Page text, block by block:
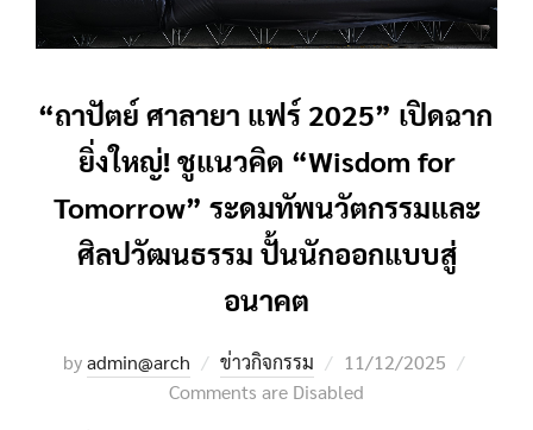
“ถาปัตย์ ศาลายา แฟร์ 2025” เปิดฉาก
ยิ่งใหญ่! ชูแนวคิด “Wisdom for
Tomorrow” ระดมทัพนวัตกรรมและ
ศิลปวัฒนธรรม ปั้นนักออกแบบสู่
อนาคต
byadmin@arch ข่าวกิจกรรม
Posted
on
11/12/2025
Comments are Disabled